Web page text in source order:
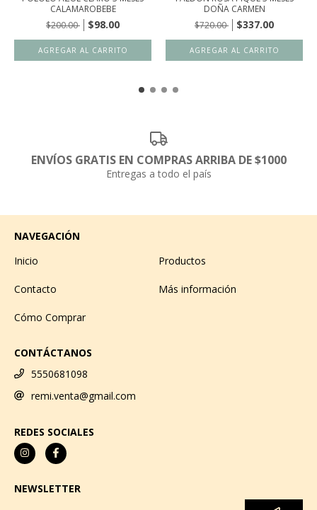
CALAMAROBEBE
$200.00
$98.00
DOÑA CARMEN
$720.00
$337.00
ENVÍOS GRATIS EN COMPRAS ARRIBA DE $1000
Entregas a todo el país
NAVEGACIÓN
Inicio
Productos
Contacto Más información
Cómo Comprar
CONTÁCTANOS
5550681098
remi.venta@gmail.com
REDES SOCIALES
NEWSLETTER